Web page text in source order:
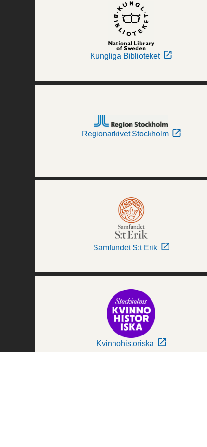
Kungliga Biblioteket
Regionarkivet Stockholm
Samfundet S:t Erik
Kvinnohistoriska